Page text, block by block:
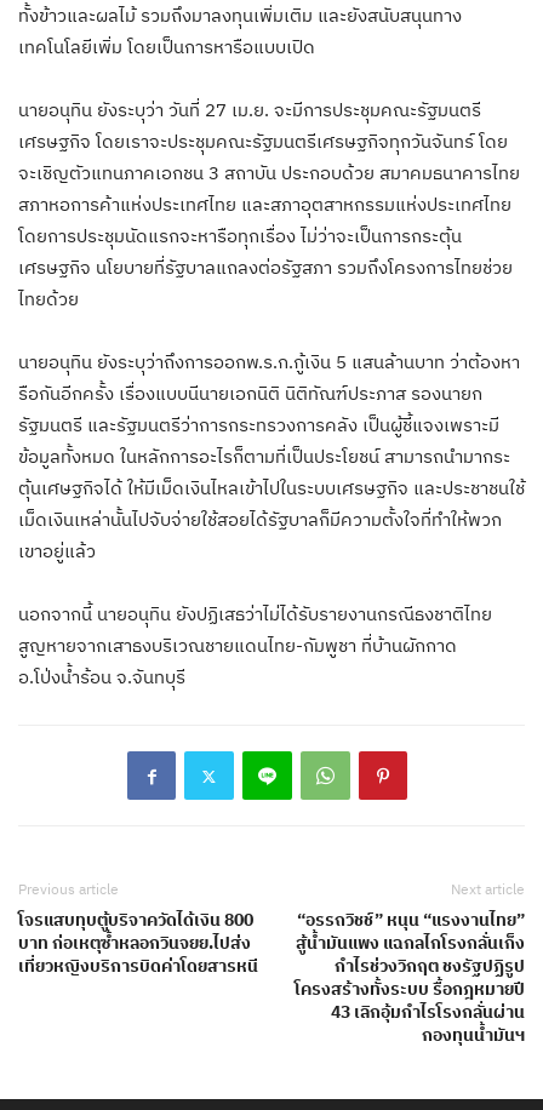
ทั้งข้าวและผลไม้ รวมถึงมาลงทุนเพิ่มเติม และยังสนับสนุนทาง
เทคโนโลยีเพิ่ม โดยเป็นการหารือแบบเปิด
นายอนุทิน ยังระบุว่า วันที่ 27 เม.ย. จะมีการประชุมคณะรัฐมนตรี
เศรษฐกิจ โดยเราจะประชุมคณะรัฐมนตรีเศรษฐกิจทุกวันจันทร์ โดย
จะเชิญตัวแทนภาคเอกชน 3 สถาบัน ประกอบด้วย สมาคมธนาคารไทย
สภาหอการค้าแห่งประเทศไทย และสภาอุตสาหกรรมแห่งประเทศไทย
โดยการประชุมนัดแรกจะหารือทุกเรื่อง ไม่ว่าจะเป็นการกระตุ้น
เศรษฐกิจ นโยบายที่รัฐบาลแถลงต่อรัฐสภา รวมถึงโครงการไทยช่วย
ไทยด้วย
นายอนุทิน ยังระบุว่าถึงการออกพ.ร.ก.กู้เงิน 5 แสนล้านบาท ว่าต้องหา
รือกันอีกครั้ง เรื่องแบบนีนายเอกนิติ นิติทัณฑ์ประภาส รองนายก
รัฐมนตรี และรัฐมนตรีว่าการกระทรวงการคลัง เป็นผู้ชี้แจงเพราะมี
ข้อมูลทั้งหมด ในหลักการอะไรก็ตามที่เป็นประโยชน์ สามารถนำมากระ
ตุ้นเศษฐกิจได้ ให้มีเม็ดเงินไหลเข้าไปในระบบเศรษฐกิจ และประชาชนใช้
เม็ดเงินเหล่านั้นไปจับจ่ายใช้สอยได้รัฐบาลก็มีความตั้งใจที่ทำให้พวก
เขาอยู่แล้ว
นอกจากนี้ นายอนุทิน ยังปฏิเสธว่าไม่ได้รับรายงานกรณีธงชาติไทย
สูญหายจากเสาธงบริเวณชายแดนไทย-กัมพูชา ที่บ้านผักกาด
อ.โป่งน้ำร้อน จ.จันทบุรี
Previous article
โจรแสบทุบตู้บริจาควัดได้เงิน 800
บาท ก่อเหตุซ้ำหลอกวินจยย.ไปส่ง
เที่ยวหญิงบริการบิดค่าโดยสารหนี
Next article
“อรรถวิชช์” หนุน “แรงงานไทย”
สู้น้ำมันแพง แฉกลไกโรงกลั่นเก็ง
กำไรช่วงวิกฤต ชงรัฐปฏิรูป
โครงสร้างทั้งระบบ รื้อกฎหมายปี
43 เลิกอุ้มกำไรโรงกลั่นผ่าน
กองทุนน้ำมันฯ